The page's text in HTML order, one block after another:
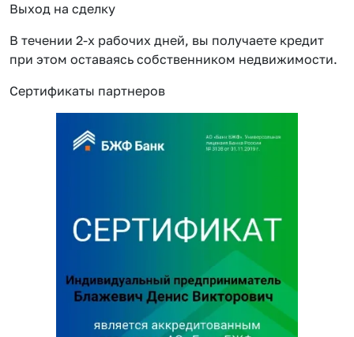
Выход на сделку
В течении 2-х рабочих дней, вы получаете кредит
при этом оставаясь собственником недвижимости.
Сертификаты партнеров